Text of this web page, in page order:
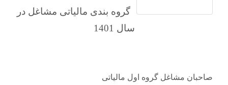
گروه بندی مالیاتی مشاغل در
سال 1401
صاحبان مشاغل گروه اول مالیاتی